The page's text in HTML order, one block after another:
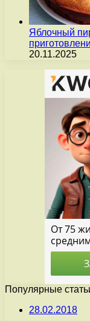
Яблочный
20.11.2025
Популярные
28.02.2018